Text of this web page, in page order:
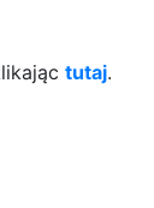
tutaj.